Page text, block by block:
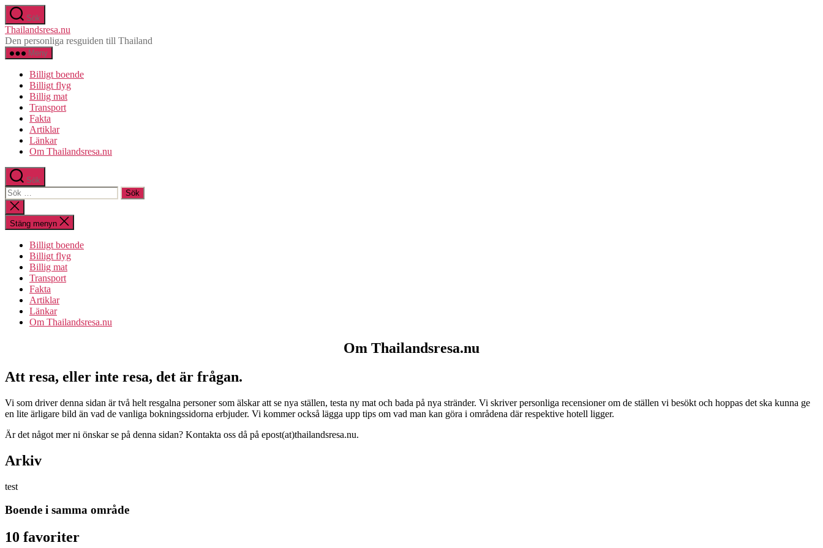
Hoppa
till
innehåll
Sök
Thailandsresa.nu
Den personliga resguiden till Thailand
Meny
Billigt boende
Billigt flyg
Billig mat
Transport
Fakta
Artiklar
Länkar
Om Thailandsresa.nu
Sök
Sök
efter:
Stäng
sökningen
Stäng menyn
Billigt boende
Billigt flyg
Billig mat
Transport
Fakta
Artiklar
Länkar
Om Thailandsresa.nu
Om Thailandsresa.nu
Att resa, eller inte resa, det är frågan.
Vi som driver denna sidan är två helt resgalna personer som älskar att se nya ställen, testa ny mat och bada på nya stränder. Vi skriver personliga recensioner om de ställen vi besökt och hoppas det ska kunna ge
en lite ärligare bild än vad de vanliga bokningssidorna erbjuder. Vi kommer också lägga upp tips om vad man kan göra i områdena där respektive hotell ligger.
Är det något mer ni önskar se på denna sidan? Kontakta oss då på epost(at)thailandsresa.nu.
Arkiv
test
Boende i samma område
10 favoriter